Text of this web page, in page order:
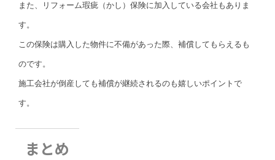
また、リフォーム瑕疵（かし）保険に加入している会社もありま
す。
この保険は購入した物件に不備があった際、補償してもらえるも
のです。
施工会社が倒産しても補償が継続されるのも嬉しいポイントで
す。
まとめ